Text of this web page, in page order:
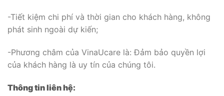
-Tiết kiệm chi phí và thời gian cho khách hàng, không
phát sinh ngoài dự kiến;
-Phương châm của VinaUcare là: Đảm bảo quyền lợi
của khách hàng là uy tín của chúng tôi.
Thông tin liên hệ: